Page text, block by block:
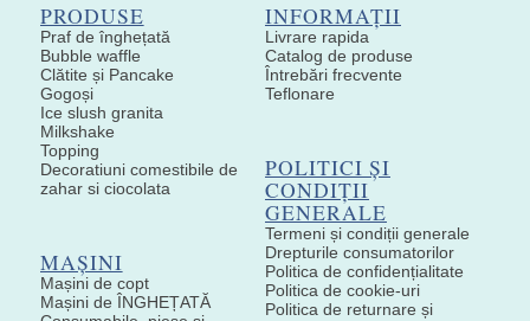
PRODUSE
Praf de înghețată
Bubble waffle
Clătite și Pancake
Gogoși
Ice slush granita
Milkshake
Topping
Decoratiuni comestibile de
zahar si ciocolata
MAȘINI
Mașini de copt
Mașini de ÎNGHEȚATĂ
INFORMAȚII
Livrare rapida
Catalog de produse
Întrebări frecvente
Teflonare
POLITICI ȘI
CONDIȚII
GENERALE
Termeni și condiții generale
Drepturile consumatorilor
Politica de confidențialitate
Politica de cookie-uri
Politica de returnare și